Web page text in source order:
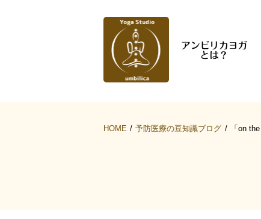
HOME 予防医療の豆知識ブログ 「on